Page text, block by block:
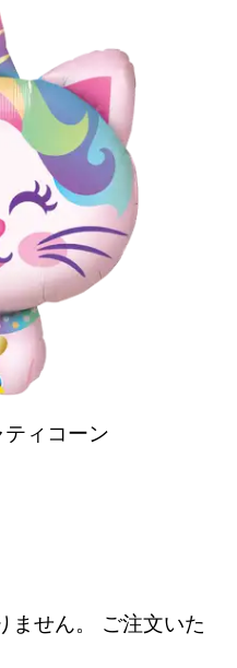
ティコーン
ません。 ご注文いた